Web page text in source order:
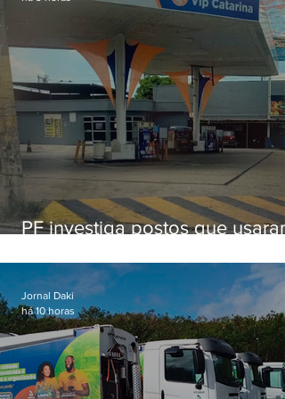
PF investiga postos que usaram
secretário morto em 2020
Jornal Daki
há 10 horas